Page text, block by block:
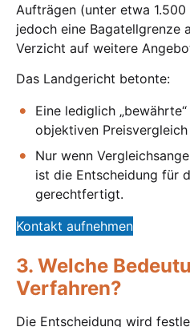
Aufträgen (unter etwa
jedoch eine Bagatellgrenze
Verzicht auf weitere
Das Landgericht betonte:
Eine lediglich
objektiven
Nur wenn
ist die Entscheidung für
gerechtfertigt.
Kontakt aufnehmen
3. Welche
Verfahren?
Die Entscheidung wird